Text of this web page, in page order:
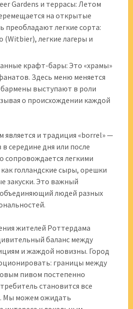
Gardens и террасы: Летом
на открытые
преобладают легкие сорта:
(Witbier), легкие лагеры и
крафт-бары: Это «храмы»
Здесь меню меняется
выступают в роли
о происхождении каждой
и традиция «borrel» —
середине дня или после
сопровождается легкими
голландские сыры, орешки
закуски. Это важный
людей разных
жителей Роттердама
баланс между
и жаждой новизны. Город
границы между
пивом постепенно
становится все
Мы можем ожидать